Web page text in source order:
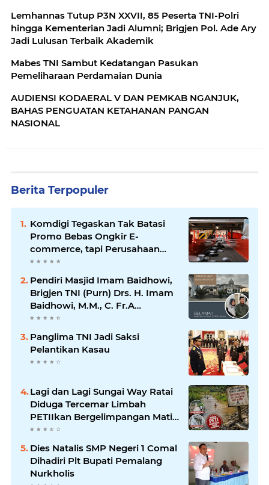
Lemhannas Tutup P3N XXVII, 85 Peserta TNI-Polri
hingga Kementerian Jadi Alumni; Brigjen Pol. Ade Ary
Jadi Lulusan Terbaik Akademik
Mabes TNI Sambut Kedatangan Pasukan
Pemeliharaan Perdamaian Dunia
AUDIENSI KODAERAL V DAN PEMKAB NGANJUK,
BAHAS PENGUATAN KETAHANAN PANGAN
NASIONAL
Berita Terpopuler
Komdigi Tegaskan Tak Batasi
Promo Bebas Ongkir E-
commerce, tapi Perusahaan
Kurir
Pendiri Masjid Imam Baidhowi,
Brigjen TNI (Purn) Drs. H. Imam
Baidhowi, M.M., C. Fr.A
Mengucapkan Selamat Idul Fitri
1445 H
Panglima TNI Jadi Saksi
Pelantikan Kasau
Lagi dan Lagi Sungai Way Ratai
Diduga Tercemar Limbah
PETIIkan Bergelimpangan Mati,
Rakyat Jadi Korban: Di Mana
Negara? Ke Mana DLH dan
Aparat Penegak Hukum?
Dies Natalis SMP Negeri 1 Comal
Dihadiri Plt Bupati Pemalang
Nurkholis